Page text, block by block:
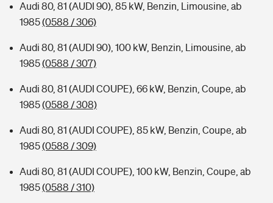
Audi 80, 81 (AUDI 90), 85 kW, Benzin, Limousine, ab
1985(0588 / 306)
Audi 80, 81 (AUDI 90), 100 kW, Benzin, Limousine, ab
1985(0588 / 307)
Audi 80, 81 (AUDI COUPE), 66 kW, Benzin, Coupe, ab
1985(0588 / 308)
Audi 80, 81 (AUDI COUPE), 85 kW, Benzin, Coupe, ab
1985(0588 / 309)
Audi 80, 81 (AUDI COUPE), 100 kW, Benzin, Coupe, ab
1985(0588 / 310)